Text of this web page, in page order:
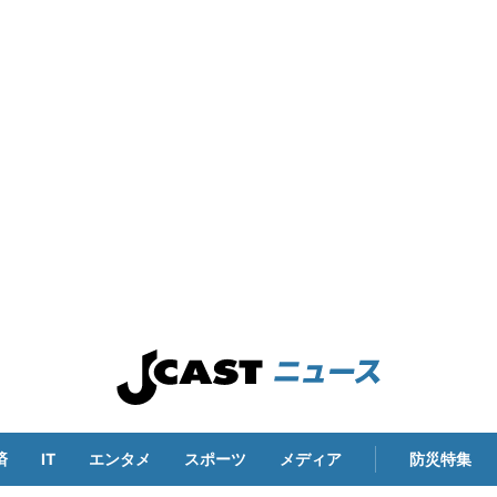
IT エンタメ スポーツ メディア 防災特集